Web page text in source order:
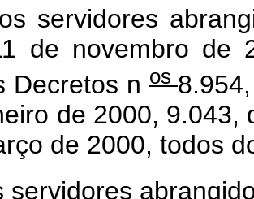
servidores
de novembro de
Decretos n os
de 2000,
de 2000, todos
servidores